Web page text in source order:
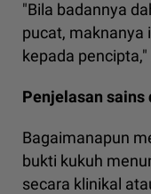
"Bila badannya
pucat, maknanya
kepada
Penjelasan
Bagaimanapun
bukti kukuh
secara klinikal